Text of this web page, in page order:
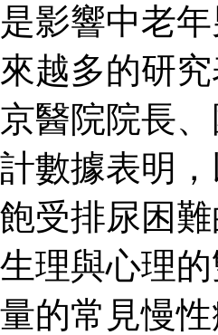
是影響中老
來越多的研
京醫院院長
計數據表明
飽受排尿困
生理與心理
量的常見慢